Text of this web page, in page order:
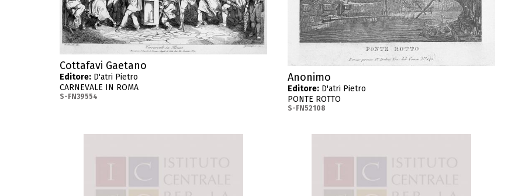
Cottafavi Gaetano
Editore: D'atri Pietro
CARNEVALE IN ROMA
S-FN39554
Anonimo
Editore: D'atri Pietro
PONTE ROTTO
S-FN52108